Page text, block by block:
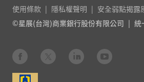
使用條款 隱私權聲明
安全弱點揭露
©星展(台灣)商業銀行股份有限公司
統